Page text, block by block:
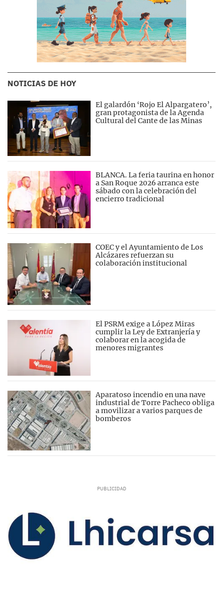
NOTICIAS DE HOY
El galardón ‘Rojo El Alpargatero’,
gran protagonista de la Agenda
Cultural del Cante de las Minas
BLANCA. La feria taurina en honor
a San Roque 2026 arranca este
sábado con la celebración del
encierro tradicional
COEC y el Ayuntamiento de Los
Alcázares refuerzan su
colaboración institucional
El PSRM exige a López Miras
cumplir la Ley de Extranjería y
colaborar en la acogida de
menores migrantes
Aparatoso incendio en una nave
industrial de Torre Pacheco obliga
a movilizar a varios parques de
bomberos